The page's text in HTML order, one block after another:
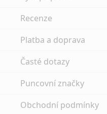
Recenze
Platba a doprava
Časté dotazy
Puncovní značky
Obchodní podmínky